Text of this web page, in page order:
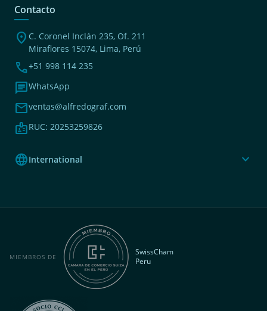
Contacto
location_on C. Coronel Inclán 235, Of. 211
Miraflores 15074, Lima, Perú
phone+51 998 114 235
chatWhatsApp
mailventas@alfredograf.com
badgeRUC: 20253259826
languageInternational expand_more
MIEMBROS DE
SwissCham
Peru